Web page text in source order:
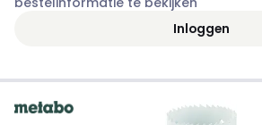
Inloggen